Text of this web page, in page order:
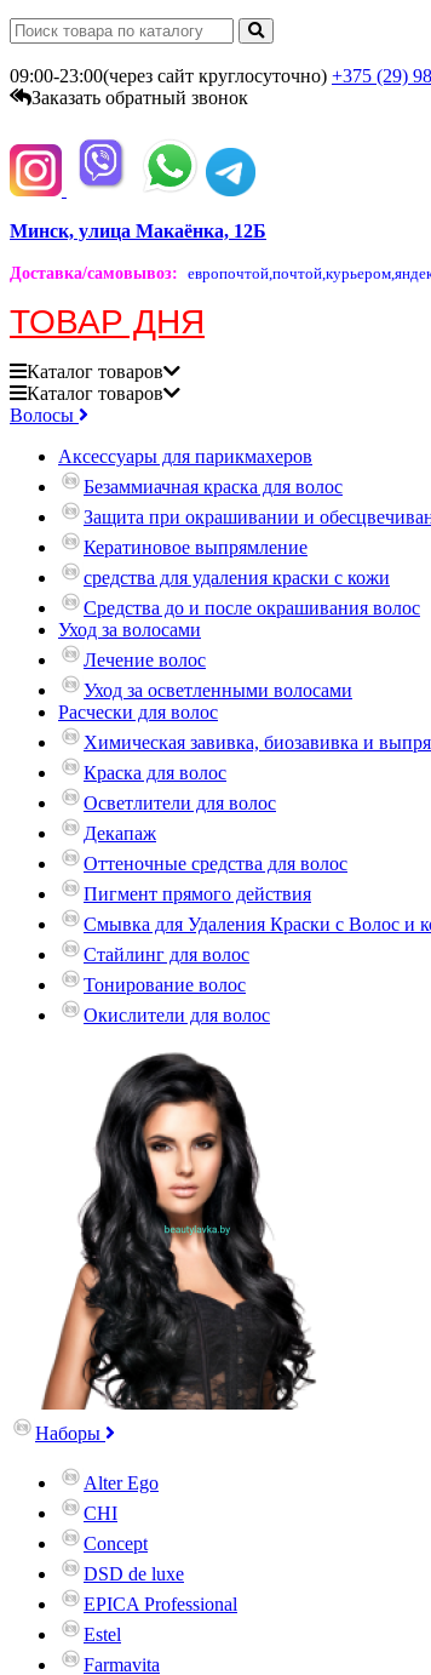
09:00-23:00(через сайт круглосуточно) +375 (29)
Заказать обратный звонок
Минск, улица Макаёнка, 12Б
Доставка/самовывоз: европочтой,почтой,курьером,
ТОВАР ДНЯ
Каталог товаров
Каталог товаров
Волосы
Аксессуары для парикмахеров
Безаммиачная краска для волос
Защита при окрашивании и
Кератиновое выпрямление
средства для удаления краски с кожи
Средства до и после окрашивания волос
Уход за волосами
Лечение волос
Уход за осветленными волосами
Расчески для волос
Химическая завивка, биозавивка и
Краска для волос
Осветлители для волос
Декапаж
Оттеночные средства для волос
Пигмент прямого действия
Смывка для Удаления Краски с Волос и
Стайлинг для волос
Тонирование волос
Окислители для волос
Наборы
Alter Ego
CHI
Concept
DSD de luxe
EPICA Professional
Estel
Farmavita